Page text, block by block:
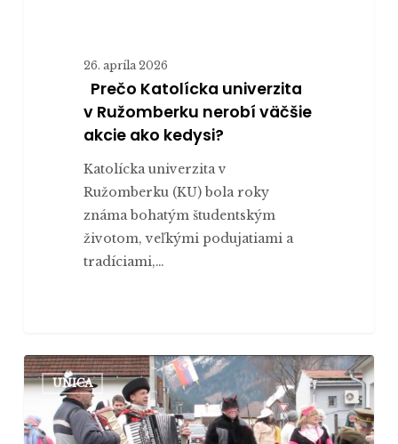
26. apríla 2026
Prečo Katolícka univerzita
v Ružomberku nerobí väčšie
akcie ako kedysi?
Katolícka univerzita v
Ružomberku (KU) bola roky
známa bohatým študentským
životom, veľkými podujatiami a
tradíciami,…
Fašiangový
sprievod
na
vidieku
UNICA